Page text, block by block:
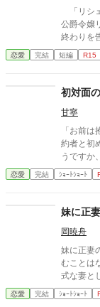
「リシェンヌ
公爵令嬢
終わりを
良いな！」 リシェンヌがめまいを覚える中、第三王子はさ
宣言する
トル様の
ったく
に聞こえ
びの表情を隠そう
然と見つめていた。 まただ
う。 彼
恋愛 完結 短編 R15
初対面
甘寧
「お前は
約者と初め
うですか、私
約者なん
ならば私
ょう。 ※4時間ほどで書き上げたものなので、頭空っぽにして読
んでくだ
恋愛 完結 ｼｮｰﾄｼｮｰﾄ
妹に正
岡暁舟
妹に正妻
むことは
式な妻と
何も気に
だが当然
恋愛 完結 ｼｮｰﾄｼｮｰﾄ